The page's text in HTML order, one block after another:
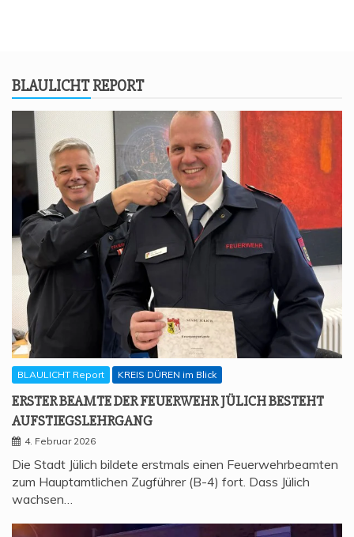
BLAU­LICHT REPORT
BLAULICHT Report KREIS DÜREN im Blick
ERS­TER BEAM­TE DER FEU­ER­WEHR JÜLICH BESTEHT
AUFSTIEGSLEHRGANG
4. Februar 2026
Die Stadt Jülich bildete erstmals einen Feuerwehrbeamten
zum Hauptamtlichen Zugführer (B-4) fort. Dass Jülich
wachsen…